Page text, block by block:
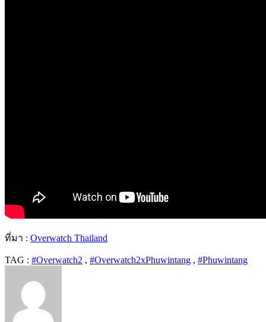
ที่มา : Overwatch Thailand
TAG : #Overwatch2 , #Overwatch2xPhuwintang , #Phuwintang